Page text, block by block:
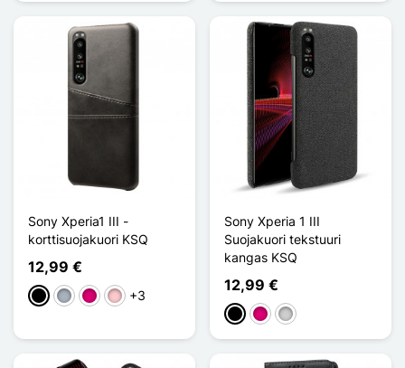
Sony Xperia1 III -
korttisuojakuori KSQ
12,99 €
MustaHarmaaMagenta
Pinkki
+3
Sony Xperia 1 III
Suojakuori tekstuuri
kangas KSQ
12,99 €
MustaMagentaArgenté